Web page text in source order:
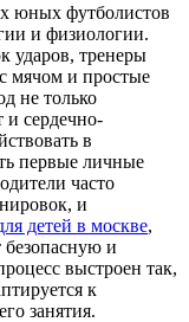
юных футболистов
и физиологии.
ударов, тренеры
мячом и простые
не только
и сердечно-
в
первые личные
часто
и
детей в москве,
безопасную и
выстроен так,
к
занятия.